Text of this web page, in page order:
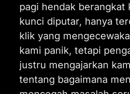
pagi hendak berangkat
kunci diputar, hanya
klik yang
kami panik, tetapi
justru mengajarkan
tentang bagaimana